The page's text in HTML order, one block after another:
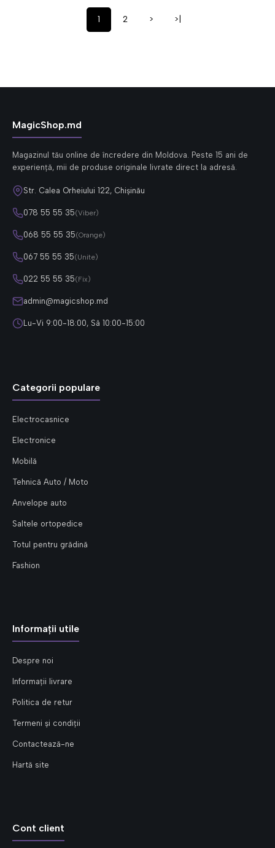
1 2 > >|
MagicShop.md
Magazinul tău online de încredere din Moldova. Peste 15 ani de
experiență, mii de produse originale livrate direct la adresă.
Str. Calea Orheiului 122, Chișinău
078 55 55 35(Viber)
068 55 55 35(Orange)
067 55 55 35(Unite)
022 55 55 35(Fix)
admin@magicshop.md
Lu-Vi 9:00-18:00, Sâ 10:00-15:00
Categorii populare
Electrocasnice
Electronice
Mobilă
Tehnică Auto / Moto
Anvelope auto
Saltele ortopedice
Totul pentru grădină
Fashion
Informații utile
Despre noi
Informații livrare
Politica de retur
Termeni și condiții
Contactează-ne
Hartă site
Cont client